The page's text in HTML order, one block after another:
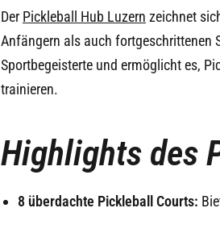
Der Pickleball Hub Luzern zeichnet
Anfängern als auch fortgeschrittenen
Sportbegeisterte und ermöglicht es,
trainieren.
Highlights des
8 überdachte Pickleball Courts: